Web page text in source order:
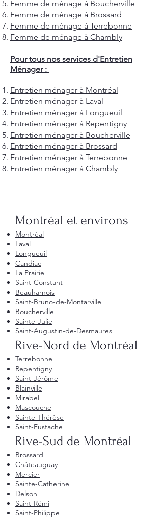
Femme de ménage à Boucherville
Femme de ménage à Brossard
Femme de ménage à Terrebonne
Femme de ménage à Chambly
Pour tous nos services d'Entretien
Ménager :
Entretien ménager à Montréal
Entretien ménager à Laval
Entretien ménager à Longueuil
Entretien ménager à Repentigny
Entretien ménager à Boucherville
Entretien ménager à Brossard
Entretien ménager à Terrebonne
Entretien ménager à Chambly
Montréal et environs
Montréal
Laval
Longueuil
Candiac
La Prairie
Saint-Constant
Beauharnois
Saint-Bruno-de-Montarville
Boucherville
Sainte-Julie
Saint-Augustin-de-Desmaures
Rive-Nord de Montréal
Terrebonne
Repentigny
Saint-Jérôme
Blainville
Mirabel
Mascouche
Sainte-Thérèse
Saint-Eustache
Rive-Sud de Montréal
Brossard
Châteauguay
Mercier
Sainte-Catherine
Delson
Saint-Rémi
Saint-Philippe